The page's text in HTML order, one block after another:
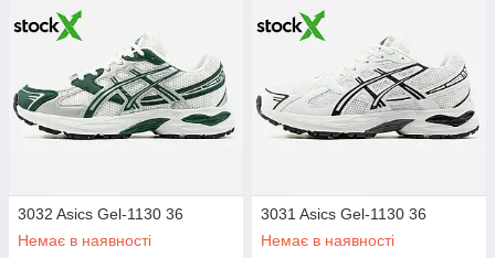
3032 Asics Gel-1130 36
Немає в наявності
3031 Asics Gel-1130 36
Немає в наявності